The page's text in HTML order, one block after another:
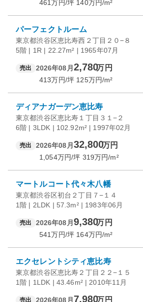
461万円/坪 140万円/m²
パーフェクトルーム
東京都渋谷区恵比寿西２丁目２０−８
5階 | 1R | 22.27m² | 1965年07月
売出 2026年08月 2,780万円
413万円/坪 125万円/m²
ディアナガーデン恵比寿
東京都渋谷区恵比寿１丁目３１−２
6階 | 3LDK | 102.92m² | 1997年02月
売出 2026年08月 32,800万円
1,054万円/坪 319万円/m²
マートルコート代々木八幡
東京都渋谷区初台２丁目７−１４
1階 | 2LDK | 57.3m² | 1983年06月
売出 2026年08月 9,380万円
541万円/坪 164万円/m²
エクセレントシティ恵比寿
東京都渋谷区恵比寿２丁目２２−１５
1階 | 1LDK | 43.46m² | 2010年11月
売出 2026年08月 7,980万円